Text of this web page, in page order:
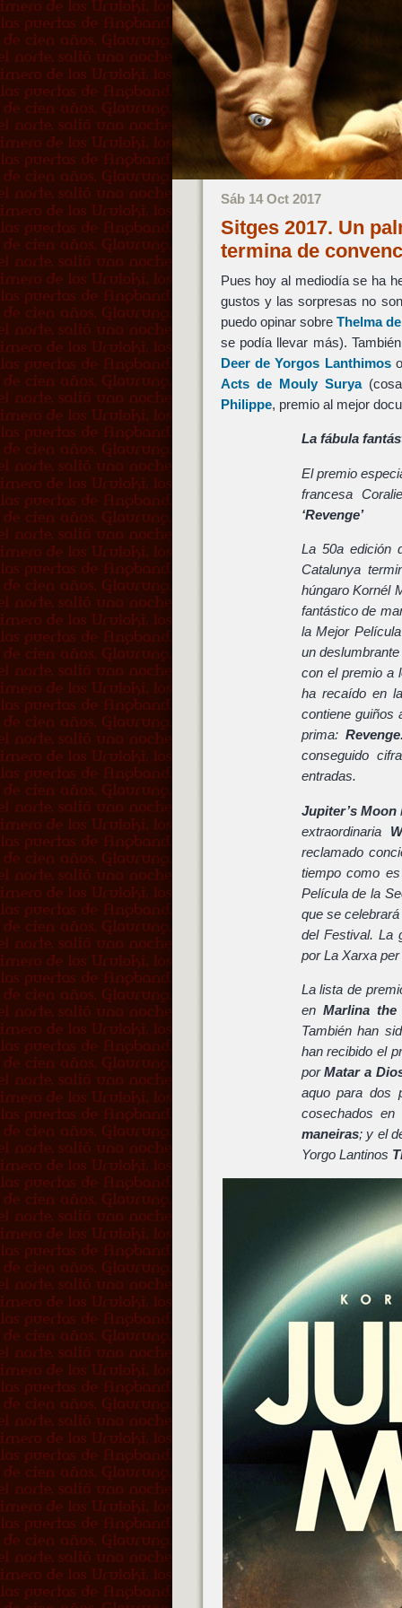
Sáb 14 Oct 2017
Sitges 2017. Un
termina de
Pues hoy al mediodía se ha
gustos y las sorpresas no
puedo opinar sobreThelma
se podía llevar más).
DeerdeYorgos Lanthimos
Actsde Mouly Surya
Philippe, premio al mejor
La fábula
El premio
francesa
‘Revenge’
La 50a edición
Catalunya
húngaro Kornél
fantástico de
la Mejor
un
con el premio a
ha recaído en
contiene guiños
prima:Revenge
conseguido
entradas.
Jupiter’s Moon
extraordinaria
reclamado
tiempo como
Película de la
que se
del Festival. La
por La Xarxa
La lista de
en Marlina
También han
han recibido el
porMatar a
aquo para dos
cosechados
maneiras; y el
Yorgo Lantinos